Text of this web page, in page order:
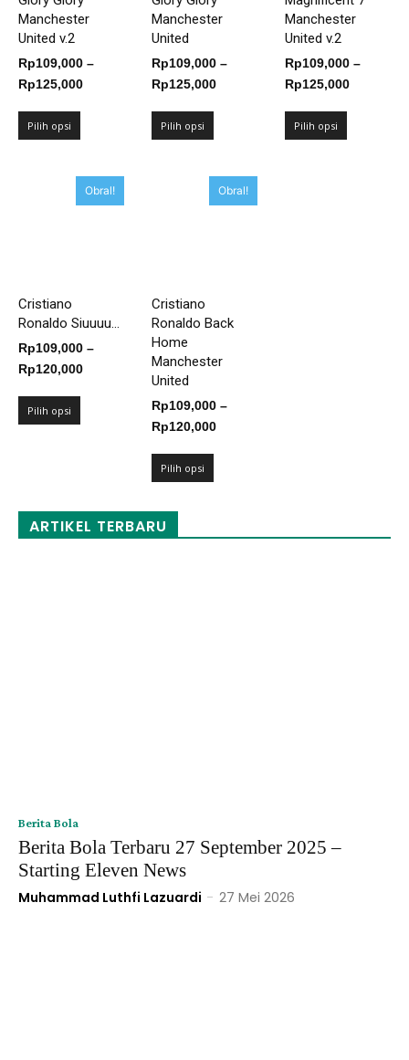
Manchester
United v.2
Rp109,000 –
Rp125,000Rentang
Pilih opsi
Manchester
United
Rp109,000 –
Rp125,000Rentang
Pilih opsi
Manchester
United v.2
Rp109,000 –
Rp125,000Rentang
Pilih opsi
Obral!
Cristiano
Ronaldo Siuuuu...
Rp109,000 –
Rp120,000Rentang
Pilih opsi
Obral!
Cristiano
Ronaldo Back
Home
Manchester
United
Rp109,000 –
Rp120,000Rentang
Pilih opsi
ARTIKEL TERBARU
Berita Bola
Berita Bola Terbaru 27 September 2025 –
Starting Eleven News
Muhammad Luthfi Lazuardi - 27 Mei 2026